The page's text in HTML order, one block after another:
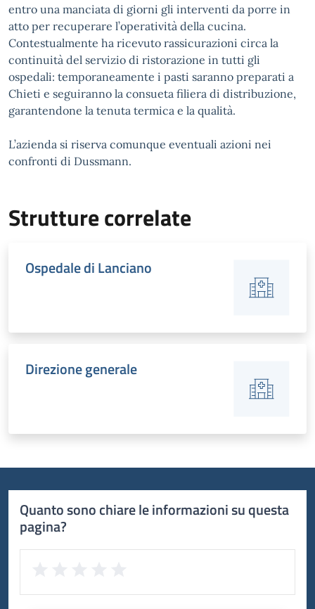
entro una manciata di giorni gli interventi da porre in
atto per recuperare l’operatività della cucina.
Contestualmente ha ricevuto rassicurazioni circa la
continuità del servizio di ristorazione in tutti gli
ospedali: temporaneamente i pasti saranno preparati a
Chieti e seguiranno la consueta filiera di distribuzione,
garantendone la tenuta termica e la qualità.
L’azienda si riserva comunque eventuali azioni nei
confronti di Dussmann.
Strutture correlate
Ospedale di Lanciano
Direzione generale
Quanto sono chiare le informazioni su questa
pagina?